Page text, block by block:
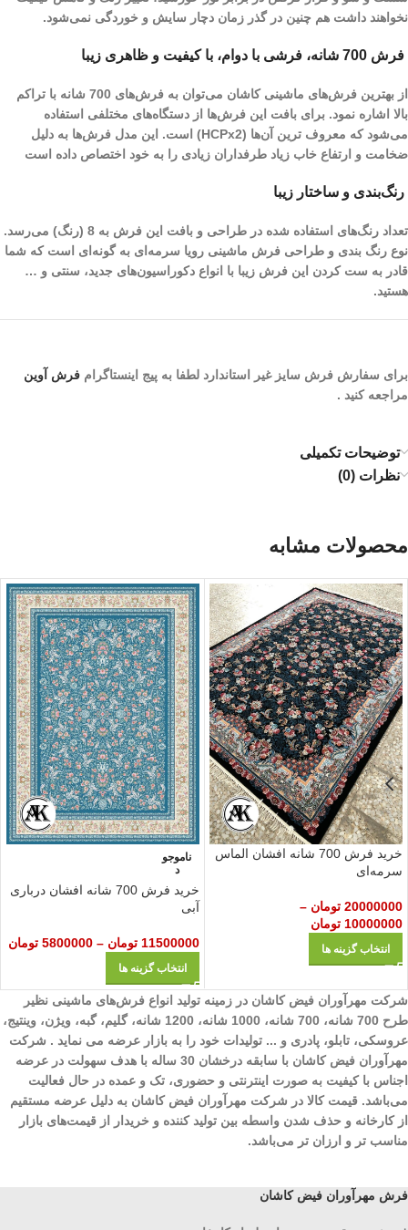
نخواهند داشت هم چنین در گذر زمان دچار سایش و خوردگی نمی‌شود.
فرش 700 شانه، فرشی با دوام، با کیفیت و ظاهری زیبا
از بهترین فرش‌های ماشینی کاشان می‌توان به فرش‌های 700 شانه با تراکم
بالا اشاره نمود. برای بافت این فرش‌ها از دستگاه‌های مختلفی استفاده
می‌شود که معروف ترین آن‌ها (HCPx2) است. این مدل فرش‌ها به دلیل
ضخامت و ارتفاع خاب زیاد طرفداران زیادی را به خود اختصاص داده است
رنگ‌بندی و ساختار زیبا
تعداد رنگ‌های استفاده شده در طراحی و بافت این فرش به 8 (رنگ) می‌رسد.
نوع رنگ بندی و طراحی فرش ماشینی رویا سرمه‌ای به گونه‌ای است که شما
قادر به ست کردن این فرش زیبا با انواع دکوراسیون‌های جدید، سنتی و …
هستید.
برای سفارش فرش سایز غیر استاندارد لطفا به پیج اینستاگرام فرش آوین
مراجعه کنید .
توضیحات تکمیلی
نظرات (0)
محصولات مشابه
خرید فرش 700 شانه افشان الماس
سرمه‌ای
20000000 تومان –
10000000 تومان
انتخاب گزینه ها
ناموجو
د
خرید فرش 700 شانه افشان درباری
آبی
11500000 تومان –
5800000 تومان
انتخاب گزینه ها
شرکت مهرآوران فیض کاشان در زمینه تولید انواع فرش‌های ماشینی نظیر
طرح 700 شانه، 700 شانه، 1000 شانه، 1200 شانه، گلیم، گبه، ویژن، وینتیج،
عروسکی، تابلو، پادری و ... تولیدات خود را به بازار عرضه می نماید . شرکت
مهرآوران فیض کاشان با سابقه درخشان 30 ساله با هدف سهولت در عرضه
اجناس با کیفیت به صورت اینترنتی و حضوری، تک و عمده در حال فعالیت
می‌باشد. قیمت کالا در شرکت مهرآوران فیض کاشان به دلیل عرضه مستقیم
از کارخانه و حذف شدن واسطه بین تولید کننده و خریدار از قیمت‌های بازار
مناسب تر و ارزان تر می‌باشد.
فرش مهرآوران فیض کاشان